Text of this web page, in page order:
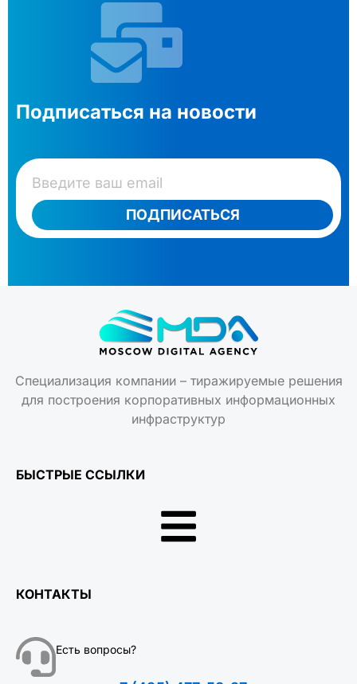
Подписаться на новости
ПОДПИСАТЬСЯ
Специализация компании – тиражируемые решения
для построения корпоративных информационных
инфраструктур
БЫСТРЫЕ ССЫЛКИ
КОНТАКТЫ
Есть вопросы?